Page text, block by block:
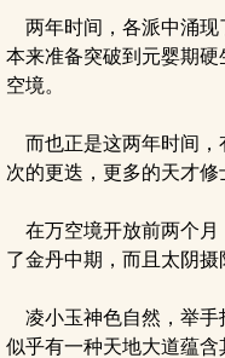
两年时间，各派中涌现
本来准备突破到元婴期
空境。
而也正是这两年时间，
次的更迭，更多的天才修
在万空境开放前两个月
了金丹中期，而且太阴摄
凌小玉神色自然，举手
似乎有一种天地大道蕴含